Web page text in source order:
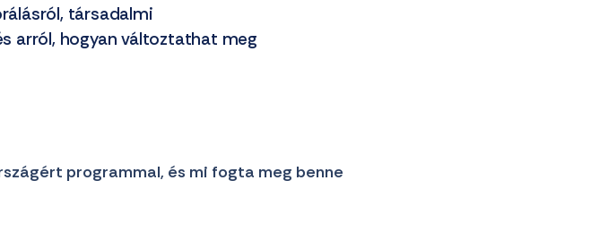
társadalmi
arról, hogyan változtathat meg
programmal, és mi fogta meg benne